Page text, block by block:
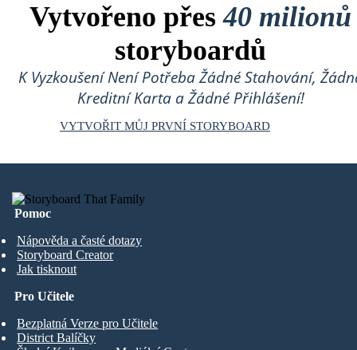
Vytvořeno přes40 milionů
storyboardů
K Vyzkoušení Není Potřeba Žádné Stahování,
Kreditní Karta a Žádné Přihlášení!
VYTVOŘIT MŮJ PRVNÍ STORYBOARD
Pomoc
Nápověda a časté dotazy
Storyboard Creator
Jak tisknout
Pro Učitele
Bezplatná Verze pro Učitele
District Balíčky